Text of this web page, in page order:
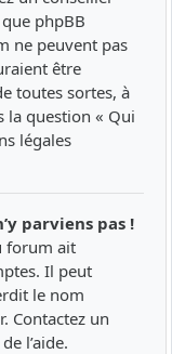
phpBB
ne peuvent pas
être
toutes sortes, à
la question « Qui
légales
parviens pas !
forum ait
Il peut
le nom
Contactez un
l’aide.